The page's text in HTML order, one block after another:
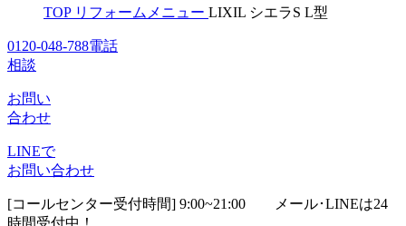
TOP リフォームメニュー LIXIL シエラS L型
0120-048-788電話
相談
お問い
合わせ
LINEで
お問い合わせ
[コールセンター受付時間] 9:00~21:00 メール･LINEは24
時間受付中！